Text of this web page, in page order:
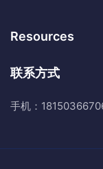
Resources
联系方式
手机：